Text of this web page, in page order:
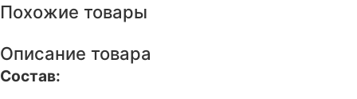
Похожие товары
Описание товара
Состав: